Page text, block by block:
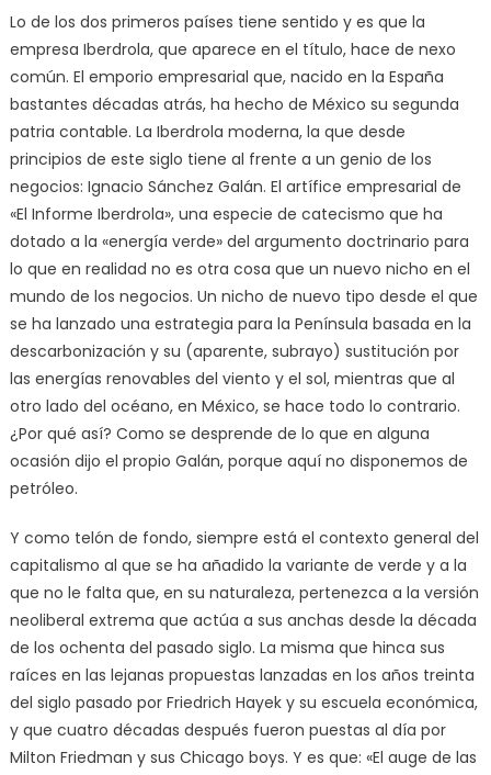
Lo de los dos primeros países tiene sentido y es que la
empresa Iberdrola, que aparece en el título, hace de nexo
común. El emporio empresarial que, nacido en la España
bastantes décadas atrás, ha hecho de México su segunda
patria contable. La Iberdrola moderna, la que desde
principios de este siglo tiene al frente a un genio de los
negocios: Ignacio Sánchez Galán. El artífice empresarial de
«El Informe Iberdrola», una especie de catecismo que ha
dotado a la «energía verde» del argumento doctrinario para
lo que en realidad no es otra cosa que un nuevo nicho en el
mundo de los negocios. Un nicho de nuevo tipo desde el que
se ha lanzado una estrategia para la Península basada en la
descarbonización y su (aparente, subrayo) sustitución por
las energías renovables del viento y el sol, mientras que al
otro lado del océano, en México, se hace todo lo contrario.
¿Por qué así? Como se desprende de lo que en alguna
ocasión dijo el propio Galán, porque aquí no disponemos de
petróleo.
Y como telón de fondo, siempre está el contexto general del
capitalismo al que se ha añadido la variante de verde y a la
que no le falta que, en su naturaleza, pertenezca a la versión
neoliberal extrema que actúa a sus anchas desde la década
de los ochenta del pasado siglo. La misma que hinca sus
raíces en las lejanas propuestas lanzadas en los años treinta
del siglo pasado por Friedrich Hayek y su escuela económica,
y que cuatro décadas después fueron puestas al día por
Milton Friedman y sus Chicago boys. Y es que: «El auge de las